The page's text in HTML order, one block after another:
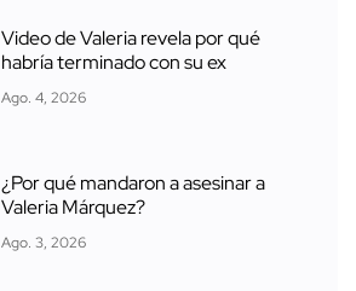
Video de Valeria revela por qué
habría terminado con su ex
Ago. 4, 2026
¿Por qué mandaron a asesinar a
Valeria Márquez?
Ago. 3, 2026